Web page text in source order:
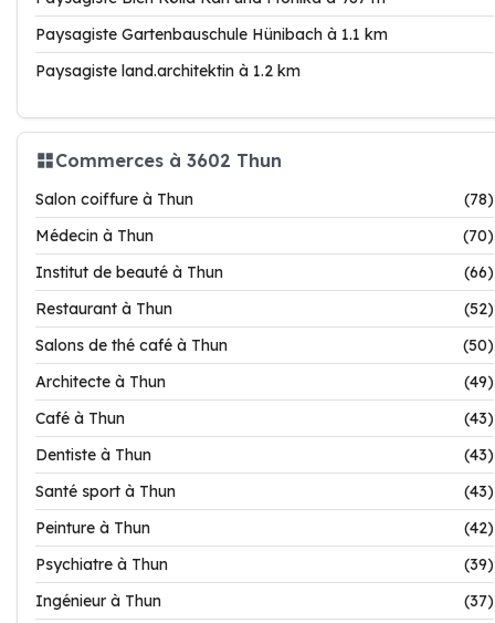
Paysagiste Gartenbauschule Hünibach à 1.1 km
Paysagiste land.architektin à 1.2 km
Commerces à 3602 Thun
Salon coiffure à Thun
(78)
Médecin à Thun
(70)
Institut de beauté à Thun
(66)
Restaurant à Thun
(52)
Salons de thé café à Thun
(50)
Architecte à Thun
(49)
Café à Thun
(43)
Dentiste à Thun
(43)
Santé sport à Thun
(43)
Peinture à Thun
(42)
Psychiatre à Thun
(39)
Ingénieur à Thun
(37)